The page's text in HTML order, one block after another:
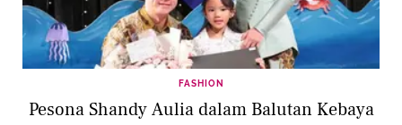
FASHION
Pesona Shandy Aulia dalam Balutan Kebaya